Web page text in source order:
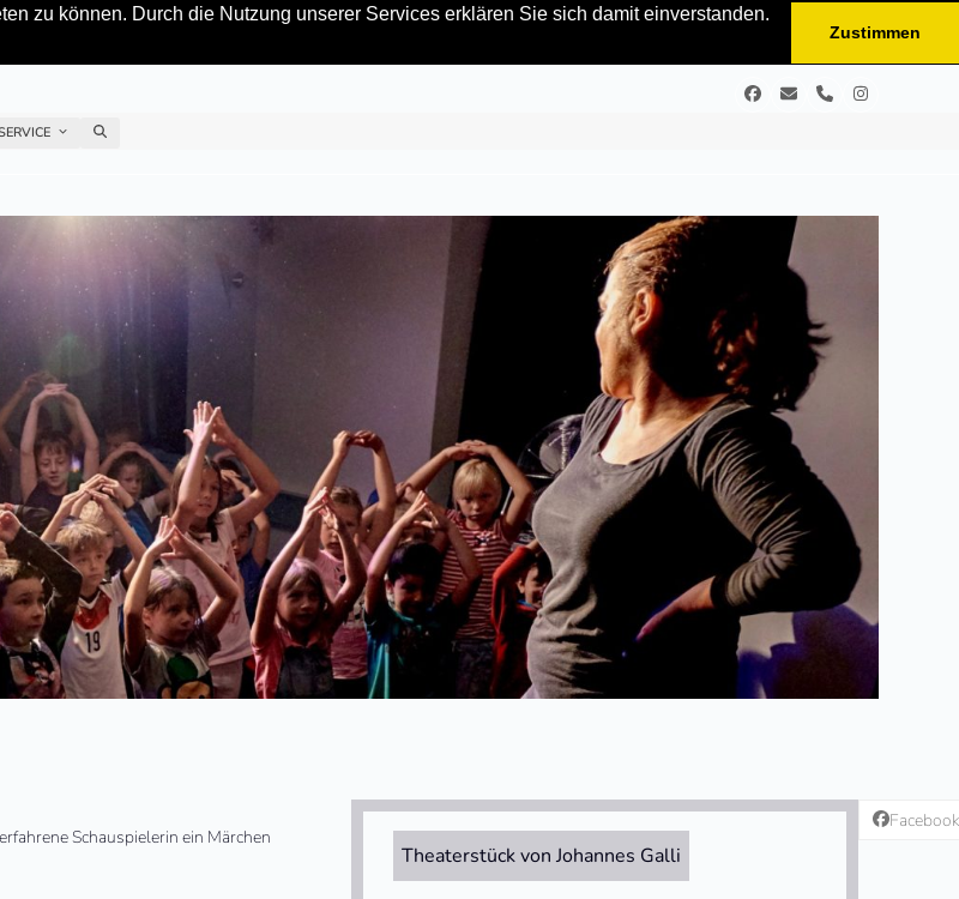
zu können. Durch die Nutzung unserer Services erklären Sie sich damit einverstanden.
Zustimmen
Facebook
E- TelefonInstagram
Schauspielerin ein Märchen
Theaterstück von Johannes Galli